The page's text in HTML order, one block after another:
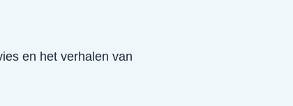
en het verhalen van